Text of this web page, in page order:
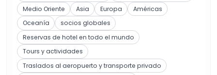
Medio Oriente
Asia Europa
Américas
Oceanía
socios globales
Reservas de hotel en todo el mundo
Tours y actividades
Traslados al aeropuerto y transporte privado